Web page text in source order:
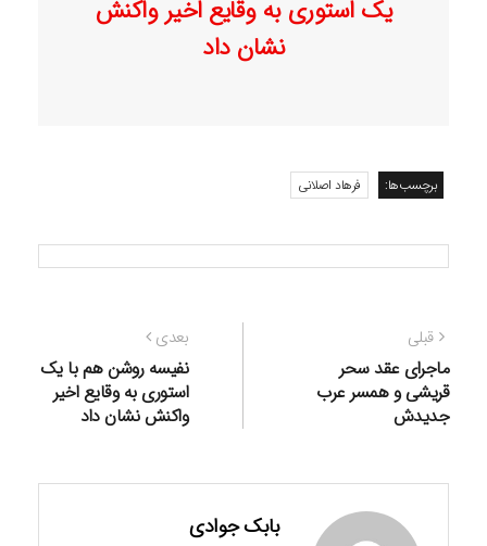
یک استوری به وقایع اخیر واکنش
نشان داد
برچسب‌ها: فرهاد اصلانی
راهبری
نوشته
قبلی
قبلی:
ماجرای عقد سحر
قریشی و همسر عرب
جدیدش
بعدی
بعدی:
نفیسه روشن هم با یک
استوری به وقایع اخیر
واکنش نشان داد
بابک جوادی